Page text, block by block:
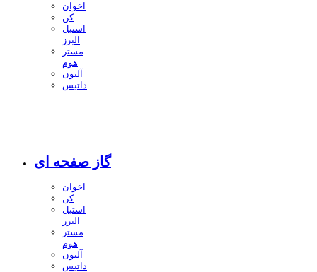
اخوان
کن
استیل
البرز
مستر
هوم
آلتون
داتیس
گاز صفحه ای
اخوان
کن
استیل
البرز
مستر
هوم
آلتون
داتیس